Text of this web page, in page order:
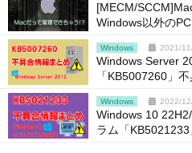
[MECM/
Windows以外の
Windows 2021/
Windows Server
「KB5007260」
Windows 2022/
Windows 10
ラム「